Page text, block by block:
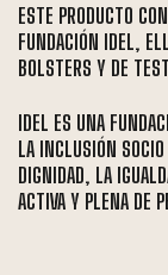
ESTE PRODUCTO
FUNDACIÓN IDEL,
BOLSTERS Y DE
IDEL ES UNA
LA INCLUSIÓN
DIGNIDAD, LA
ACTIVA Y PLENA DE